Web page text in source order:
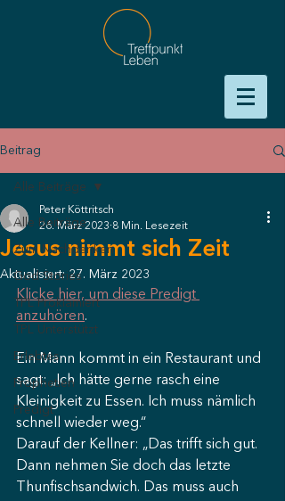
Beitrag
Alle Beiträge
Zum Nachdenken
God Stories
TPL Proklamiert
TPL Unterstützt
Erlebtes
Prophetien
Predigt
Alle Beiträge
Jesus nimmt sich Zeit
Peter Köttritsch
26. März 2023 8 Min. Lesezeit
Aktualisiert:27. März 2023
Klicke hier, um diese Predigt
anzuhören.
Ein Mann kommt in ein Restaurant und
sagt: „Ich hätte gerne rasch eine
Kleinigkeit zu Essen. Ich muss nämlich
schnell wieder weg.“
Darauf der Kellner: „Das trifft sich gut.
Dann nehmen Sie doch das letzte
Thunfischsandwich. Das muss auch